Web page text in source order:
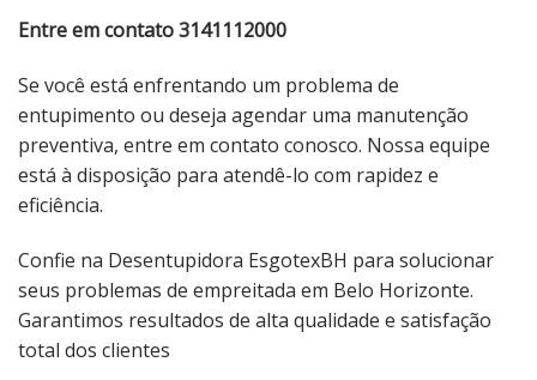
Entre em contato 3141112000
Se você está enfrentando um problema de
entupimento ou deseja agendar uma manutenção
preventiva, entre em contato conosco. Nossa equipe
está à disposição para atendê-lo com rapidez e
eficiência.
Confie na Desentupidora EsgotexBH para solucionar
seus problemas de empreitada em Belo Horizonte.
Garantimos resultados de alta qualidade e satisfação
total dos clientes